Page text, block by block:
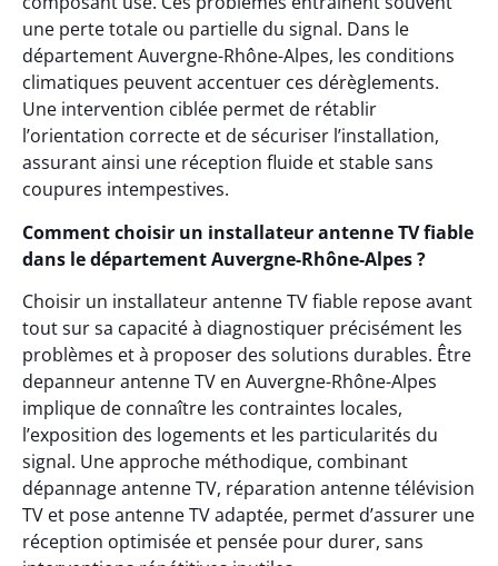
une perte totale ou partielle du signal. Dans le
département Auvergne-Rhône-Alpes, les conditions
climatiques peuvent accentuer ces dérèglements.
Une intervention ciblée permet de rétablir
l’orientation correcte et de sécuriser l’installation,
assurant ainsi une réception fluide et stable sans
coupures intempestives.
Comment choisir un installateur antenne TV fiable
dans le département Auvergne-Rhône-Alpes ?
Choisir un installateur antenne TV fiable repose avant
tout sur sa capacité à diagnostiquer précisément les
problèmes et à proposer des solutions durables. Être
depanneur antenne TV en Auvergne-Rhône-Alpes
implique de connaître les contraintes locales,
l’exposition des logements et les particularités du
signal. Une approche méthodique, combinant
dépannage antenne TV, réparation antenne télévision
TV et pose antenne TV adaptée, permet d’assurer une
réception optimisée et pensée pour durer, sans